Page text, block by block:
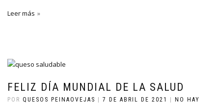
Leer más
FELIZ DÍA MUNDIAL DE LA SALUD
POR QUESOS PEINAOVEJAS 7 DE ABRIL DE 2021
NO HAY